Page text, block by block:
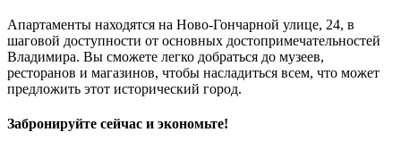
Апартаменты находятся на Ново-Гончарной улице, 24, в
шаговой доступности от основных достопримечательностей
Владимира. Вы сможете легко добраться до музеев,
ресторанов и магазинов, чтобы насладиться всем, что может
предложить этот исторический город.
Забронируйте сейчас и экономьте!